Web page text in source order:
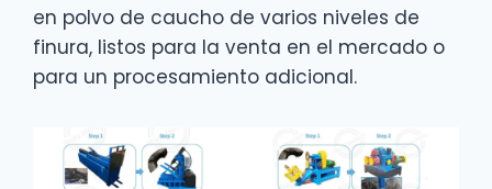
en polvo de caucho de varios niveles de
finura, listos para la venta en el mercado o
para un procesamiento adicional.